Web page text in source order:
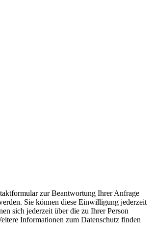
zur Beantwortung Ihrer Anfrage
Sie können diese Einwilligung jederzeit
sich jederzeit über die zu Ihrer Person
Informationen zum Datenschutz finden